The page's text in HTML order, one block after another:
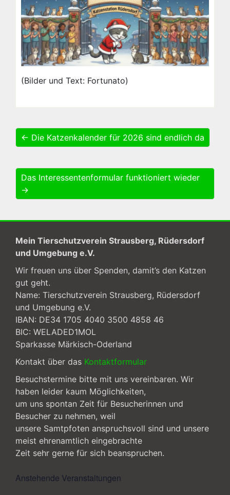
(Bilder und Text: Fortunato)
← Die Katzenkalender für 2026 sind endlich da
Das Interessentenformular funktioniert wieder
→
Mein Tierschutzverein Strausberg, Rüdersdorf
und Umgebung e.V.
Wir freuen uns über Spenden, damit’s den Katzen
gut geht.
Name: Tierschutzverein Strausberg, Rüdersdorf
und Umgebung e.V.
IBAN: DE34 1705 4040 3500 4858 46
BIC: WELADED1MOL
Sparkasse Märkisch-Oderland
Kontakt über das Kontaktformular
Besuchstermine bitte mit uns vereinbaren. Wir
haben leider kaum Möglichkeiten,
um uns spontan Zeit für Besucherinnen und
Besucher zu nehmen, weil
unsere Samtpfoten anspruchsvoll sind und unsere
meist ehrenamtlich eingebrachte
Zeit sehr gerne für sich beanspruchen.
Anstehende Veranstaltungen